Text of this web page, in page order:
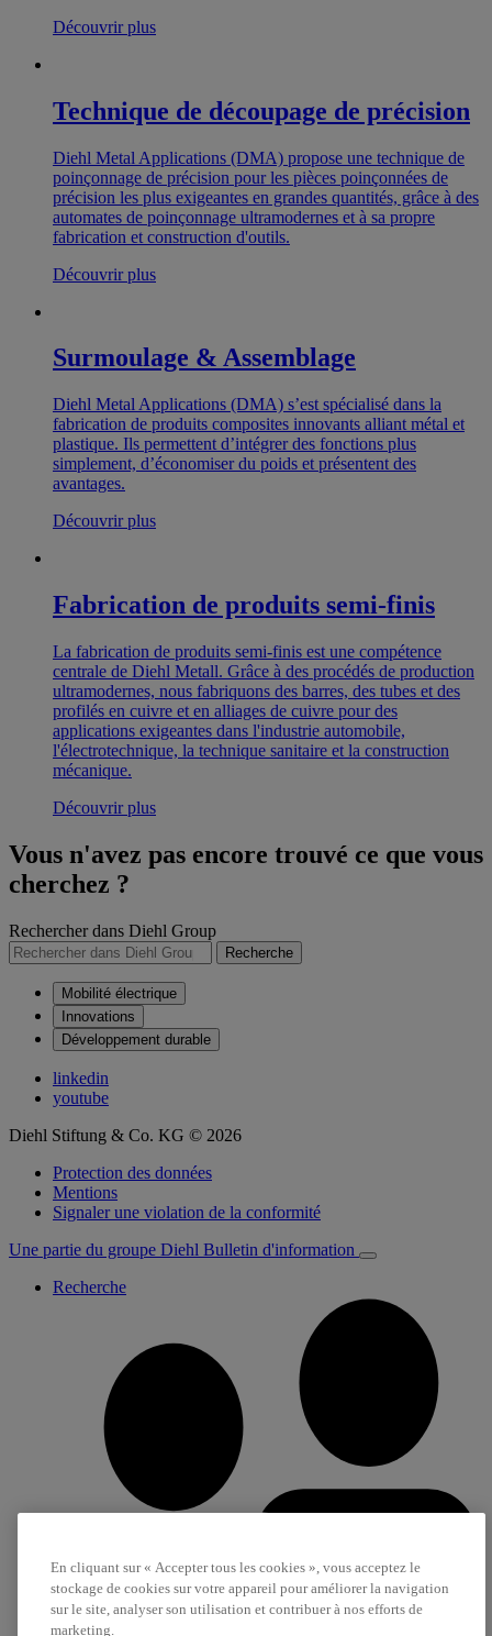
Découvrir plus
Technique de découpage de précision
Diehl Metal Applications (DMA) propose une technique de
poinçonnage de précision pour les pièces poinçonnées de
précision les plus exigeantes en grandes quantités, grâce à des
automates de poinçonnage ultramodernes et à sa propre
fabrication et construction d'outils.
Découvrir plus
Surmoulage & Assemblage
Diehl Metal Applications (DMA) s’est spécialisé dans la
fabrication de produits composites innovants alliant métal et
plastique. Ils permettent d’intégrer des fonctions plus
simplement, d’économiser du poids et présentent des
avantages.
Découvrir plus
Fabrication de produits semi-finis
La fabrication de produits semi-finis est une compétence
centrale de Diehl Metall. Grâce à des procédés de production
ultramodernes, nous fabriquons des barres, des tubes et des
profilés en cuivre et en alliages de cuivre pour des
applications exigeantes dans l'industrie automobile,
l'électrotechnique, la technique sanitaire et la construction
mécanique.
Découvrir plus
Vous n'avez pas encore trouvé ce que vous
cherchez ?
Rechercher dans Diehl Group
Recherche
Mobilité électrique
Innovations
Développement durable
linkedin
youtube
Diehl Stiftung & Co. KG © 2026
Protection des données
Mentions
Signaler une violation de la conformité
Une partie du groupe Diehl Bulletin d'information
Recherche
En cliquant sur « Accepter tous les cookies », vous acceptez le
stockage de cookies sur votre appareil pour améliorer la navigation
sur le site, analyser son utilisation et contribuer à nos efforts de
marketing.